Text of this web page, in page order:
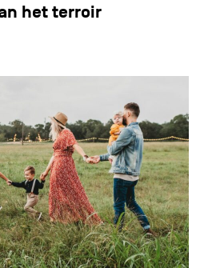
het terroir